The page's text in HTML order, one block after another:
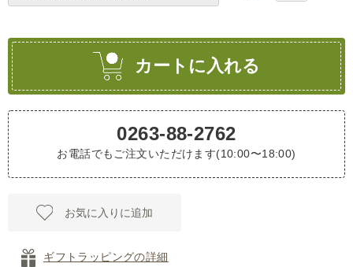
カートに入れる
0263-88-2762
お電話でもご注文いただけます(10:00〜18:00)
お気に入りに追加
ギフトラッピングの詳細